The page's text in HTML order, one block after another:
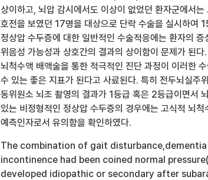
상이하고, 뇌압 감시에서도 이상이 없었던 환자군에서
호전을 보였던 17명을 대상으로 단락 수술을 실시하여
정상압 수두증에 대한 일반적인 수술적응에는 환자의
위음성 가능성과 상호간의 결과의 상이함이 문제가 된
뇌척수액 배액술을 통한 적극적인 진단 과정이 이러한
수 있는 좋은 지표가 된다고 사료된다. 특히 전두뇌실주
동위원소 뇌조 촬영의 결과가 1등급 혹은 2등급이면서
있는 비정형적인 정상압 수두증의 경우에는 고식적 뇌
예측인자로서 유의함을 확인하였다.
The combination of gait
incontinence had been coined normal
developed idiopathic or secondary after